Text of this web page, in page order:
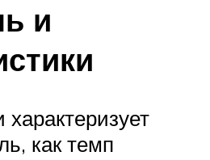
и
характеризует
как темп